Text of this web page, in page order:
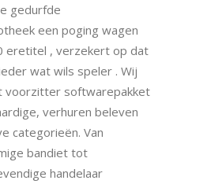
gedurfde
een poging wagen
eretitel , verzekert op dat
wat wils speler . Wij
voorzitter softwarepakket
verhuren beleven
categorieën. Van
bandiet tot
handelaar